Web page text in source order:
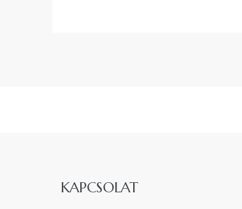
KAPCSOLAT